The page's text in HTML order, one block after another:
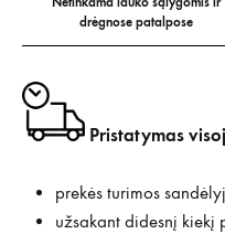
drėgnose patalpose
Pristatymas
prekės turimos
užsakant didesnį kiekį